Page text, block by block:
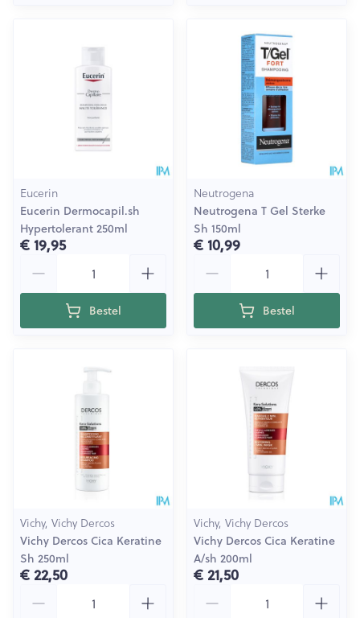
Eucerin
Eucerin Dermocapil.sh
Hypertolerant 250ml
€ 19,95
Bestel
Neutrogena
Neutrogena T Gel Sterke
Sh 150ml
€ 10,99
Bestel
Vichy, Vichy Dercos
Vichy Dercos Cica Keratine
Sh 250ml
€ 22,50
Vichy, Vichy Dercos
Vichy Dercos Cica Keratine
A/sh 200ml
€ 21,50